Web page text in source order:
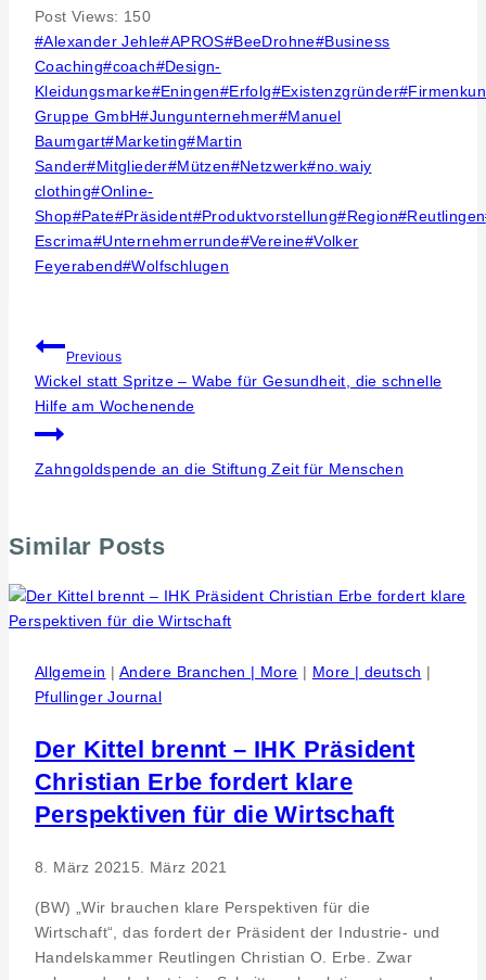
Post Views: 150
Post
Tags:
#Alexander Jehle#APROS#BeeDrohne#Business
Coaching#coach#Design-
Kleidungsmarke#Eningen#Erfolg#Existenzgründer#
Gruppe GmbH#Jungunternehmer#Manuel
Baumgart#Marketing#Martin
Sander#Mitglieder#Mützen#Netzwerk#no.waiy
clothing#Online-
Shop#Pate#Präsident#Produktvorstellung#Region#Reutlingen
Escrima#Unternehmerrunde#Vereine#Volker
Feyerabend#Wolfschlugen
Beitragsnavigation
Previous
Wickel statt Spritze – Wabe für Gesundheit, die schnelle
Hilfe am Wochenende
Zahngoldspende an die Stiftung Zeit für Menschen
Similar Posts
Allgemein | Andere Branchen | More | More | deutsch |
Pfullinger Journal
Der Kittel brennt – IHK Präsident
Christian Erbe fordert klare
Perspektiven für die Wirtschaft
8. März 2021 5. März 2021
(BW) „Wir brauchen klare Perspektiven für die
Wirtschaft“, das fordert der Präsident der Industrie- und
Handelskammer Reutlingen Christian O. Erbe. Zwar